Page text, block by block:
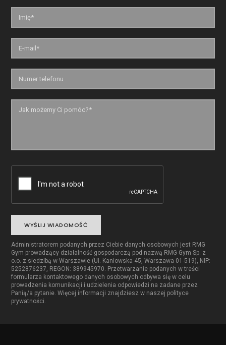
Masz pytania?Napisz do nas
WYŚLIJ WIADOMOŚĆ
Administratorem podanych przez Ciebie danych osobowych jest RMG
Gym prowadzący działalność gospodarczą pod nazwą RMG Gym Sp. z
o.o. z siedzibą w Warszawie (Ul. Kaniowska 45, Warszawa 01-519), NIP:
5252876237, REGON: 389945970. Przetwarzanie podanych w treści
formularza kontaktowego danych osobowych odbywa się w celu
prowadzenia komunikacji i udzielenia odpowiedzi na zadane przez